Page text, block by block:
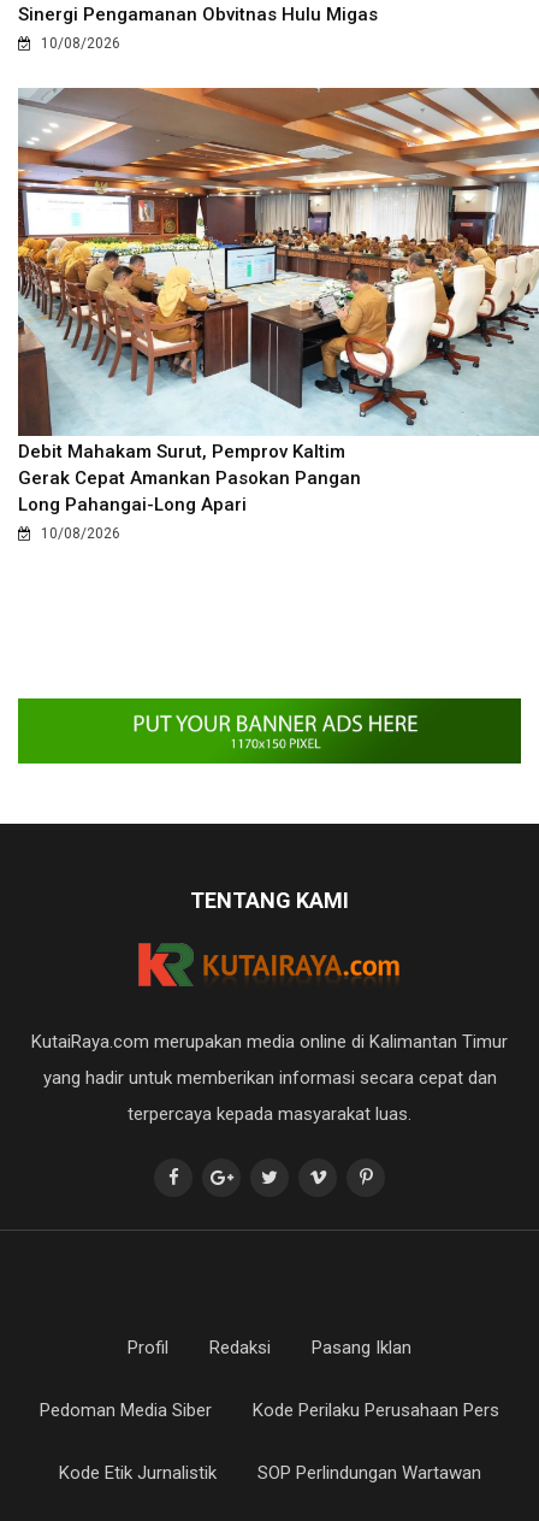
Sinergi Pengamanan Obvitnas Hulu Migas
10/08/2026
Debit Mahakam Surut, Pemprov Kaltim
Gerak Cepat Amankan Pasokan Pangan
Long Pahangai-Long Apari
10/08/2026
TENTANG KAMI
KutaiRaya.com merupakan media online di Kalimantan Timur
yang hadir untuk memberikan informasi secara cepat dan
terpercaya kepada masyarakat luas.
Profil Redaksi Pasang Iklan
Pedoman Media Siber Kode Perilaku Perusahaan Pers
Kode Etik Jurnalistik SOP Perlindungan Wartawan